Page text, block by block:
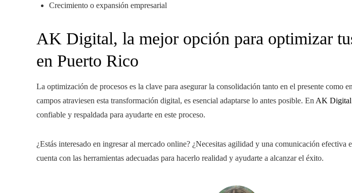
Crecimiento o expansión empresarial
AK Digital, la mejor opción para optimizar
en Puerto Rico
La optimización de procesos es la clave para asegurar la consolidación tanto en el presente como
campos atraviesen esta transformación digital, es esencial adaptarse lo antes posible. En AK Digital
confiable y respaldada para ayudarte en este proceso.
¿Estás interesado en ingresar al mercado online? ¿Necesitas agilidad y una comunicación efectiva
cuenta con las herramientas adecuadas para hacerlo realidad y ayudarte a alcanzar el éxito.